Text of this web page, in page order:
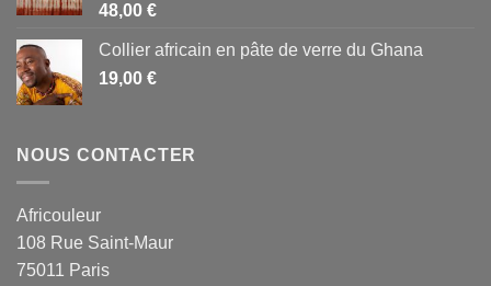
48,00 €
Collier africain en pâte de verre du Ghana
19,00 €
NOUS CONTACTER
Africouleur
108 Rue Saint-Maur
75011 Paris